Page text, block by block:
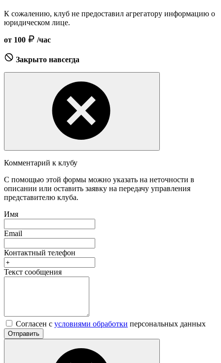
К сожалению, клуб не предоставил агрегатору информацию о
юридическом лице.
от 100 /час
Закрыто навсегда
Комментарий к клубу
С помощью этой формы можно указать на неточности в
описании или оставить заявку на передачу управления
представителю клуба.
Имя
Email
Контактный телефон
Текст сообщения
Согласен с условиями обработки персональных данных
Отправить